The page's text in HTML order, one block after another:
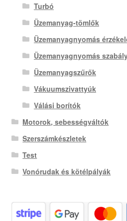
Turbó
Üzemanyag-tömlők
Üzemanyagnyomás
Üzemanyagnyomás
Üzemanyagszűrők
Vákuumszivattyúk
Válási borítók
Motorok, sebességváltók
Szerszámkészletek
Test
Vonórudak és kötélpályák